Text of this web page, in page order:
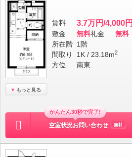
もっと見る
賃料 3.7万円/4,000円
敷金 無料礼金
無料
所在階 1階
間取り
1K / 23.18m2
方位 南東
かんたん30秒で完了!
空室状況お問い合わせ 無料